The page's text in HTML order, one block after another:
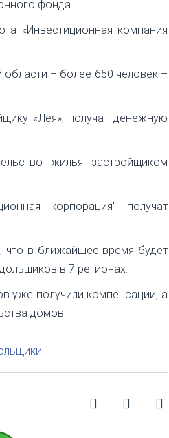
фонда.
«Инвестиционная компания
– более 650 человек –
«Лея», получат денежную
жилья застройщиком
корпорация" получат
что в ближайшее время будет
в 7 регионах.
уже получили компенсации, а
домов.